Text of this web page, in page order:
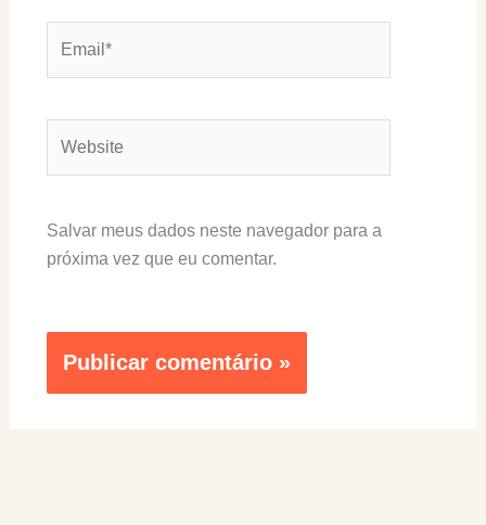
Salvar meus dados neste navegador para a
próxima vez que eu comentar.